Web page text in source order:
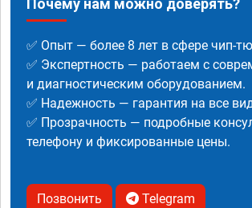
Почему нам можно доверять?
✅ Опыт — более 8 лет в сфере чип-
✅ Экспертность — работаем с
и диагностическим оборудованием.
✅ Надежность — гарантия на все
✅ Прозрачность — подробные
телефону и фиксированные цены.
Позвонить Telegram